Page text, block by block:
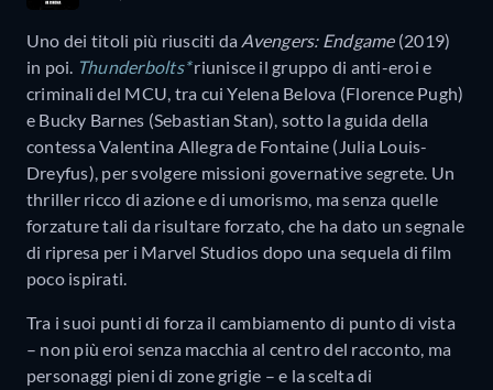
Uno dei titoli più riusciti da Avengers: Endgame(2019)
in poi. Thunderbolts* riunisce il gruppo di anti-eroi e
criminali del MCU, tra cui Yelena Belova (Florence Pugh)
e Bucky Barnes (Sebastian Stan), sotto la guida della
contessa Valentina Allegra de Fontaine (Julia Louis-
Dreyfus), per svolgere missioni governative segrete. Un
thriller ricco di azione e di umorismo, ma senza quelle
forzature tali da risultare forzato, che ha dato un segnale
di ripresa per i Marvel Studios dopo una sequela di film
poco ispirati.
Tra i suoi punti di forza il cambiamento di punto di vista
– non più eroi senza macchia al centro del racconto, ma
personaggi pieni di zone grigie – e la scelta di